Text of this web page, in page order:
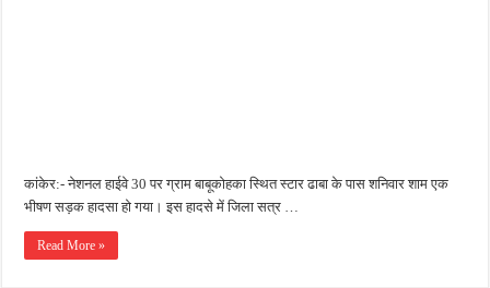
कांकेर:- नेशनल हाईवे 30 पर ग्राम बाबूकोहका स्थित स्टार ढाबा के पास शनिवार शाम एक
भीषण सड़क हादसा हो गया। इस हादसे में जिला सत्र …
Read More »